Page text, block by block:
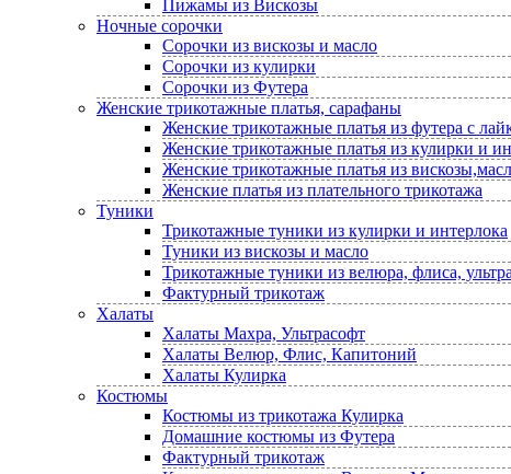
Пижамы из Вискозы
Ночные сорочки
Сорочки из вискозы и масло
Сорочки из кулирки
Сорочки из Футера
Женские трикотажные платья, сарафаны
Женские трикотажные платья из футера с
Женские трикотажные платья из кулирки и
Женские трикотажные платья из
Женские платья из плательного трикотажа
Туники
Трикотажные туники из кулирки и интерлока
Туники из вискозы и масло
Трикотажные туники из велюра, флиса,
Фактурный трикотаж
Халаты
Халаты Махра, Ультрасофт
Халаты Велюр, Флис, Капитоний
Халаты Кулирка
Костюмы
Костюмы из трикотажа Кулирка
Домашние костюмы из Футера
Фактурный трикотаж